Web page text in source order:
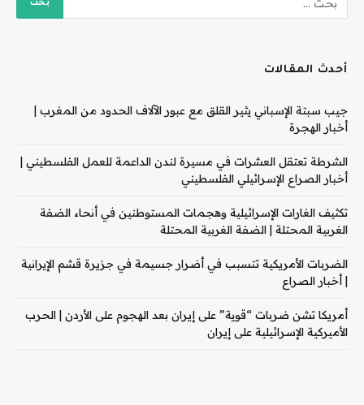
أحدث المقالات
جيب سبتة الإسباني يثير القلق مع عبور الآلاف الحدود من المغرب |
أخبار الهجرة
الشرطة تعتقل العشرات في مسيرة لندن الداعمة للعمل الفلسطيني |
أخبار الصراع الإسرائيلي الفلسطيني
تكثيف الغارات الإسرائيلية وهجمات المستوطنين في أنحاء الضفة
الغربية المحتلة | الضفة الغربية المحتلة
الضربات الأمريكية تتسبب في أضرار جسيمة في جزيرة قشم الإيرانية
| أخبار الصراع
أمريكا تشن ضربات “قوية” على إيران بعد الهجوم على الأردن | الحرب
الأميركية الإسرائيلية على إيران